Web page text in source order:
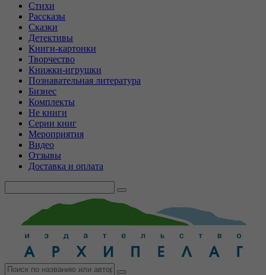
Стихи
Рассказы
Сказки
Детективы
Книги-картонки
Творчество
Книжки-игрушки
Познавательная литература
Бизнес
Комплекты
Не книги
Серии книг
Мероприятия
Видео
Отзывы
Доставка и оплата